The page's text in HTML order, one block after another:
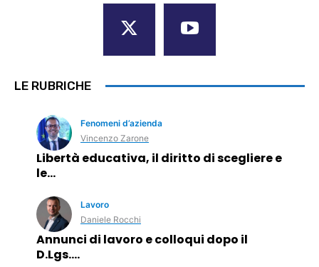
LE RUBRICHE
Fenomeni d’azienda
Vincenzo Zarone
Libertà educativa, il diritto di scegliere e
le…
Lavoro
Daniele Rocchi
Annunci di lavoro e colloqui dopo il
D.Lgs.…